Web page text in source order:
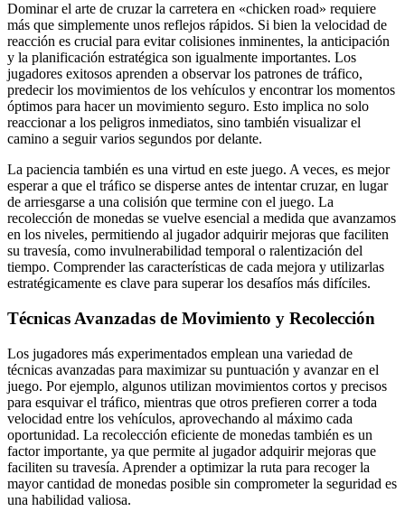
Dominar el arte de cruzar la carretera en «chicken road» requiere
más que simplemente unos reflejos rápidos. Si bien la velocidad de
reacción es crucial para evitar colisiones inminentes, la anticipación
y la planificación estratégica son igualmente importantes. Los
jugadores exitosos aprenden a observar los patrones de tráfico,
predecir los movimientos de los vehículos y encontrar los momentos
óptimos para hacer un movimiento seguro. Esto implica no solo
reaccionar a los peligros inmediatos, sino también visualizar el
camino a seguir varios segundos por delante.
La paciencia también es una virtud en este juego. A veces, es mejor
esperar a que el tráfico se disperse antes de intentar cruzar, en lugar
de arriesgarse a una colisión que termine con el juego. La
recolección de monedas se vuelve esencial a medida que avanzamos
en los niveles, permitiendo al jugador adquirir mejoras que faciliten
su travesía, como invulnerabilidad temporal o ralentización del
tiempo. Comprender las características de cada mejora y utilizarlas
estratégicamente es clave para superar los desafíos más difíciles.
Técnicas Avanzadas de Movimiento y Recolección
Los jugadores más experimentados emplean una variedad de
técnicas avanzadas para maximizar su puntuación y avanzar en el
juego. Por ejemplo, algunos utilizan movimientos cortos y precisos
para esquivar el tráfico, mientras que otros prefieren correr a toda
velocidad entre los vehículos, aprovechando al máximo cada
oportunidad. La recolección eficiente de monedas también es un
factor importante, ya que permite al jugador adquirir mejoras que
faciliten su travesía. Aprender a optimizar la ruta para recoger la
mayor cantidad de monedas posible sin comprometer la seguridad es
una habilidad valiosa.